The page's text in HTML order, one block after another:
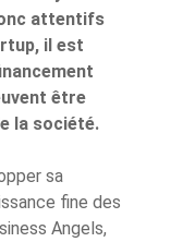
attentifs
il est
être
la société.
sa
fine des
Angels,